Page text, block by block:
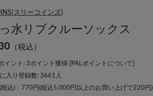
スリーコインズ)
水リブクルーソックス
（税込）
イント: 3ポイント獲得 [ PALポイントについて
入り登録数: 3661 人
税込)：770円(税込5,000円以上のお買い上げで220円)[